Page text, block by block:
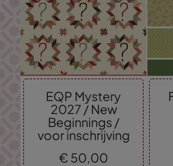
EQP Mystery
2027 / New
Beginnings /
voor inschrijving
€ 50,00